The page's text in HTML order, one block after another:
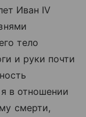
Иван IV
тело
и руки почти
в отношении
смерти,